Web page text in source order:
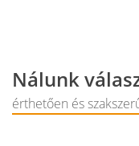
Nálunk
érthetően és